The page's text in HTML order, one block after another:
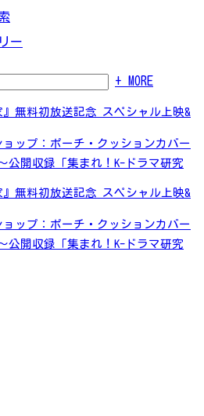
ー
+ MORE
』無料初放送記念 スペシャル上映&
ョップ：ポーチ・クッションカバー
公開収録「集まれ！K-ドラマ研究
』無料初放送記念 スペシャル上映&
ョップ：ポーチ・クッションカバー
公開収録「集まれ！K-ドラマ研究